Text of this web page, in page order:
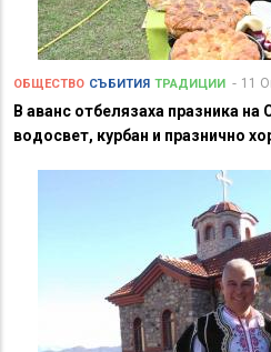
ОБЩЕСТВО СЪБИТИЯ ТРАДИЦИИ 11
В аванс отбелязаха празника
водосвет, курбан и празнично